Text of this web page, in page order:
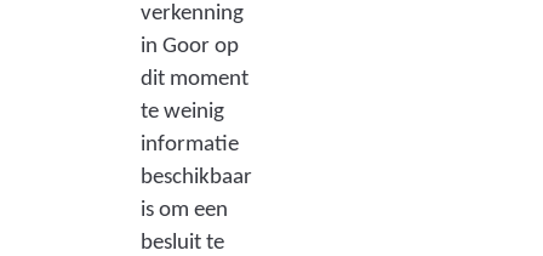
verkenning
in Goor op
dit moment
te weinig
informatie
beschikbaar
is om een
besluit te